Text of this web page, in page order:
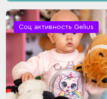
Соц активность Gelius